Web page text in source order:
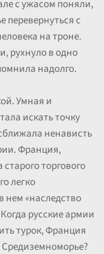
с ужасом поняли,
перевернуться с
на троне.
рухнуло в одно
надолго.
Умная и
искать точку
ненависть
Франция,
торгового
легко
нем «наследство
русские армии
турок, Франция